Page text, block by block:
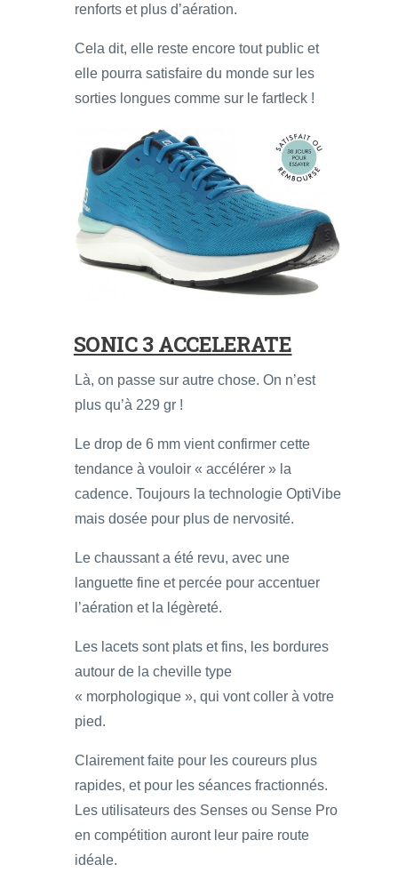
renforts et plus d’aération.
Cela dit, elle reste encore tout public et
elle pourra satisfaire du monde sur les
sorties longues comme sur le fartleck !
SONIC 3 ACCELERATE
Là, on passe sur autre chose. On n’est
plus qu’à 229 gr !
Le drop de 6 mm vient confirmer cette
tendance à vouloir « accélérer » la
cadence. Toujours la technologie OptiVibe
mais dosée pour plus de nervosité.
Le chaussant a été revu, avec une
languette fine et percée pour accentuer
l’aération et la légèreté.
Les lacets sont plats et fins, les bordures
autour de la cheville type
« morphologique », qui vont coller à votre
pied.
Clairement faite pour les coureurs plus
rapides, et pour les séances fractionnés.
Les utilisateurs des Senses ou Sense Pro
en compétition auront leur paire route
idéale.